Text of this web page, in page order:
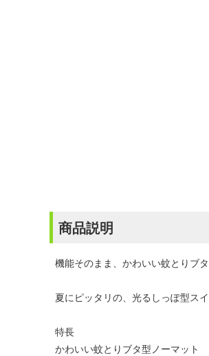
商品説明
機能そのまま、かわいい蚊とりブ
夏にピッタリの、光るしっぽ型ス
特長
かわいい蚊とりブタ型ノーマット